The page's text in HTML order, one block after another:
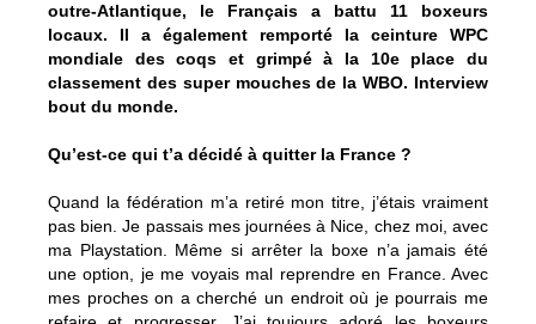
outre-Atlantique, le Français a battu 11 boxeurs
locaux. Il a également remporté la ceinture WPC
mondiale des coqs et grimpé à la 10e place du
classement des super mouches de la WBO. Interview
bout du monde.
Qu’est-ce qui t’a décidé à quitter la France ?
Quand la fédération m’a retiré mon titre, j’étais vraiment
pas bien. Je passais mes journées à Nice, chez moi, avec
ma Playstation. Même si arrêter la boxe n’a jamais été
une option, je me voyais mal reprendre en France. Avec
mes proches on a cherché un endroit où je pourrais me